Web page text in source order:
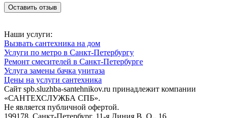
Наши услуги:
Вызвать сантехника на дом
Услуги по метро в Санкт-Петербургу
Ремонт смесителей в Санкт-Петербурге
Услуга замены бачка унитаза
Цены на услуги сантехника
Сайт spb.sluzhba-santehnikov.ru принадлежит компании
«САНТЕХСЛУЖБА СПБ».
Не является публичной офертой.
199178, Санкт-Петербург, 11-я Линия В. О., 16